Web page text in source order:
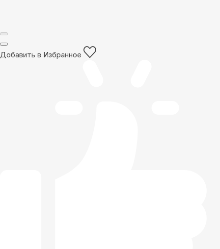
Добавить в Избранное